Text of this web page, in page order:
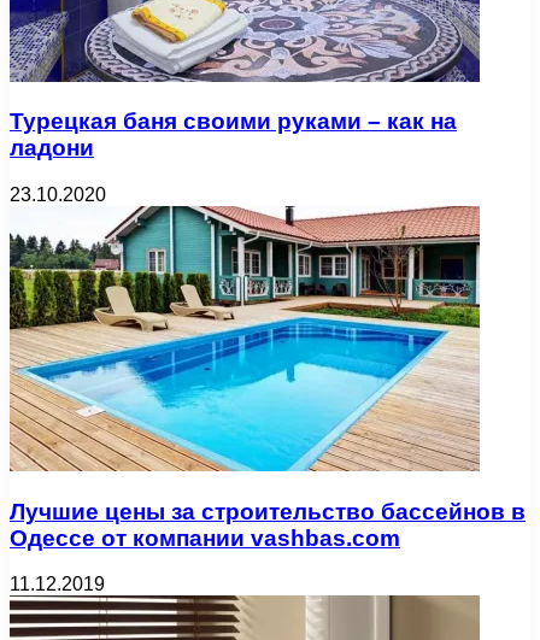
Турецкая баня своими руками – как на
ладони
23.10.2020
Лучшие цены за строительство бассейнов в
Одессе от компании vashbas.com
11.12.2019